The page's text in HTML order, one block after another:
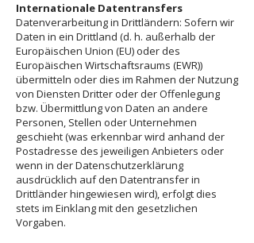
Internationale Datentransfers
Datenverarbeitung in Drittländern: Sofern wir
Daten in ein Drittland (d. h. außerhalb der
Europäischen Union (EU) oder des
Europäischen Wirtschaftsraums (EWR))
übermitteln oder dies im Rahmen der Nutzung
von Diensten Dritter oder der Offenlegung
bzw. Übermittlung von Daten an andere
Personen, Stellen oder Unternehmen
geschieht (was erkennbar wird anhand der
Postadresse des jeweiligen Anbieters oder
wenn in der Datenschutzerklärung
ausdrücklich auf den Datentransfer in
Drittländer hingewiesen wird), erfolgt dies
stets im Einklang mit den gesetzlichen
Vorgaben.